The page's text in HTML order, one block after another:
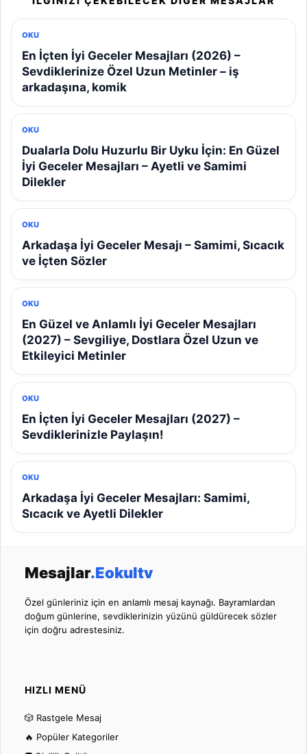
OKU
En İçten İyi Geceler Mesajları (2026) –
Sevdiklerinize Özel Uzun Metinler – iş
arkadaşına, komik
OKU
Dualarla Dolu Huzurlu Bir Uyku İçin: En Güzel
İyi Geceler Mesajları – Ayetli ve Samimi
Dilekler
OKU
Arkadaşa İyi Geceler Mesajı – Samimi, Sıcacık
ve İçten Sözler
OKU
En Güzel ve Anlamlı İyi Geceler Mesajları
(2027) – Sevgiliye, Dostlara Özel Uzun ve
Etkileyici Metinler
OKU
En İçten İyi Geceler Mesajları (2027) –
Sevdiklerinizle Paylaşın!
OKU
Arkadaşa İyi Geceler Mesajları: Samimi,
Sıcacık ve Ayetli Dilekler
Mesajlar.Eokultv
Özel günleriniz için en anlamlı mesaj kaynağı. Bayramlardan
doğum günlerine, sevdiklerinizin yüzünü güldürecek sözler
için doğru adrestesiniz.
HIZLI MENÜ
🎲 Rastgele Mesaj
🔥 Popüler Kategoriler